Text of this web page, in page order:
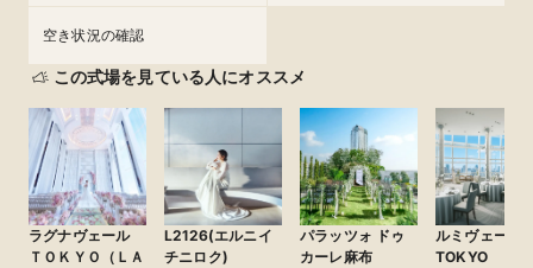
空き状況の確認
この式場を見ている人にオススメ
ラグナヴェール
ＴＯＫＹＯ（ＬＡ
L2126(エルニイ
チニロク)
パラッツォ ドゥ
カーレ麻布
ルミヴェール
TOKYO